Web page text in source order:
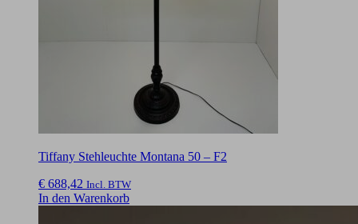
Tiffany Stehleuchte Montana 50 – F2
€ 688,42 Incl. BTW
In den Warenkorb